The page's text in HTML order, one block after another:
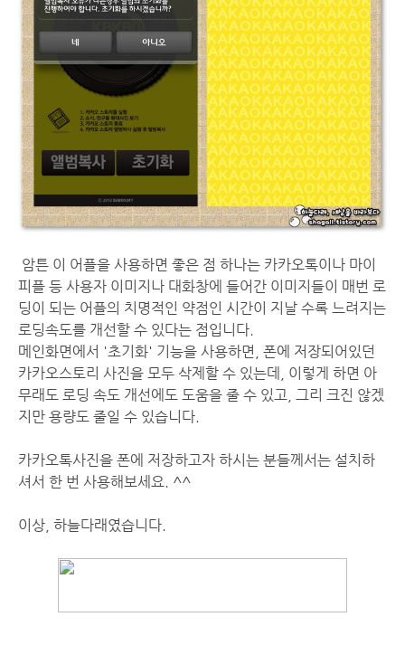
암튼 이 어플을 사용하면 좋은 점 하나는 카카오톡이나 마이
피플 등 사용자 이미지나 대화창에 들어간 이미지들이 매번 로
딩이 되는 어플의 치명적인 약점인 시간이 지날 수록 느려지는
로딩속도를 개선할 수 있다는 점입니다.
메인화면에서 '초기화' 기능을 사용하면, 폰에 저장되어있던
카카오스토리 사진을 모두 삭제할 수 있는데, 이렇게 하면 아
무래도 로딩 속도 개선에도 도움을 줄 수 있고, 그리 크진 않겠
지만 용량도 줄일 수 있습니다.
카카오톡사진을 폰에 저장하고자 하시는 분들께서는 설치하
셔서 한 번 사용해보세요. ^^
이상, 하늘다래였습니다.